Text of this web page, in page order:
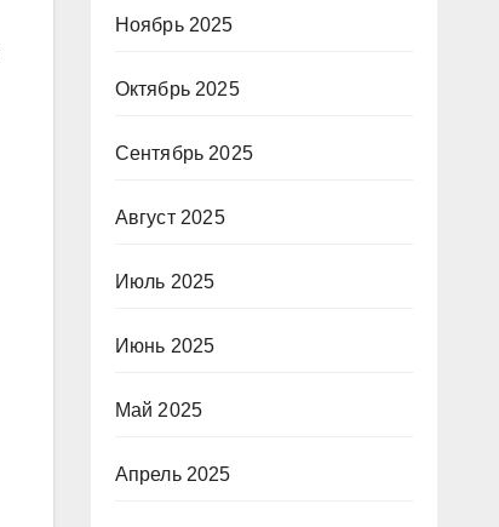
Ноябрь 2025
Октябрь 2025
Сентябрь 2025
Август 2025
Июль 2025
Июнь 2025
Май 2025
Апрель 2025